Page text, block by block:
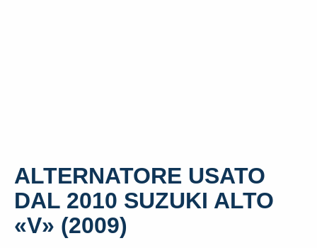
ALTERNATORE USATO
DAL 2010 SUZUKI ALTO
«V» (2009)